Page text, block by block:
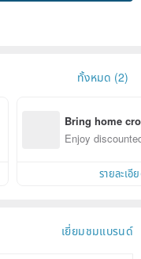
ทั้งหมด (2)
Bring home
n with ease
Enjoy
รายละเอี
เยี่ยมชมแบรนด์